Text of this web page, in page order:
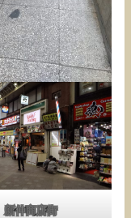
新仲商店街